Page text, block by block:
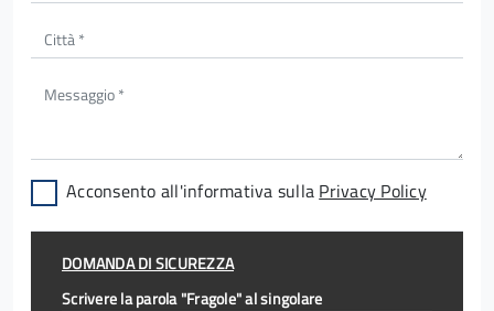
Acconsento all'informativa sulla Privacy Policy
DOMANDA DI SICUREZZA
Scrivere la parola "Fragole" al singolare